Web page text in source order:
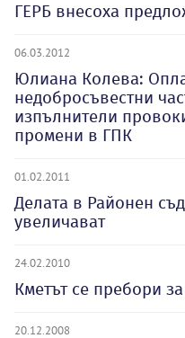
ГЕРБ внесоха
06.03.2012
Юлиана Колева:
недобросъвестни
изпълнители
промени в ГПК
01.02.2011
Делата в Районен
увеличават
24.02.2010
Кметът се пребори
20.12.2008